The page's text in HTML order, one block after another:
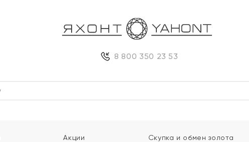
8 800 350 23 53
Акции Скупка и обмен золота